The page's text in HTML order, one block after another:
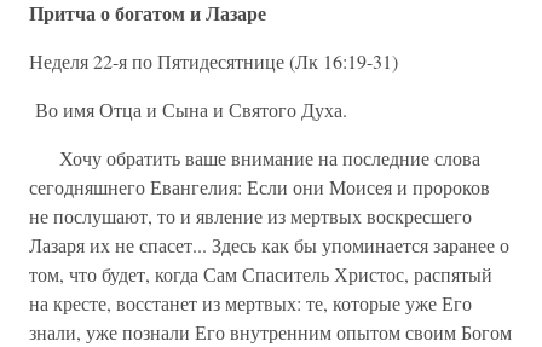
Притча о богатом и Лазаре
Неделя 22-я по Пятидесятнице (Лк 16:19-31)
Во имя Отца и Сына и Святого Духа.
Хочу обратить ваше внимание на последние слова
сегодняшнего Евангелия: Если они Моисея и пророков
не послушают, то и явление из мертвых воскресшего
Лазаря их не спасет... Здесь как бы упоминается заранее о
том, что будет, когда Сам Спаситель Христос, распятый
на кресте, восстанет из мертвых: те, которые уже Его
знали, уже познали Его внутренним опытом своим Богом